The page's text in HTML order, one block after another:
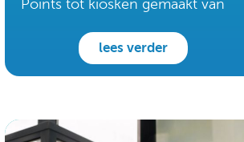
Points tot kiosken gemaakt van
passagierservaring.
lees verder